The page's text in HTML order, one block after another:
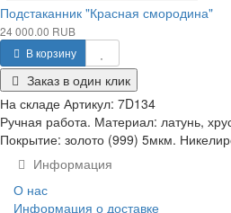
Подстаканник "Красная смородина"
24 000.00 RUB
В корзину
Заказ в один клик
На складе Артикул: 7D134
Ручная работа. Материал: латунь,
Покрытие: золото (999) 5мкм.
Информация
О нас
Информация о доставке